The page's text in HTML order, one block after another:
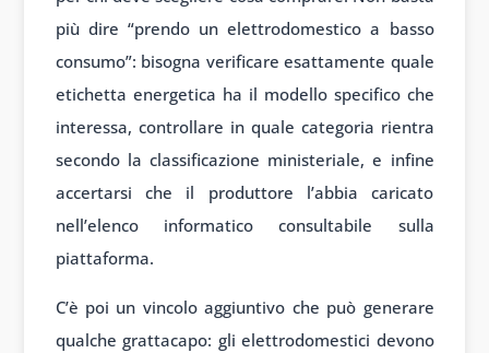
più dire “prendo un elettrodomestico a basso
consumo”: bisogna verificare esattamente quale
etichetta energetica ha il modello specifico che
interessa, controllare in quale categoria rientra
secondo la classificazione ministeriale, e infine
accertarsi che il produttore l’abbia caricato
nell’elenco informatico consultabile sulla
piattaforma.
C’è poi un vincolo aggiuntivo che può generare
qualche grattacapo: gli elettrodomestici devono